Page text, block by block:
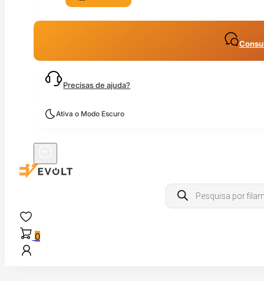
Precisas de ajuda?
Ativa o Modo Escuro
Products
search
0